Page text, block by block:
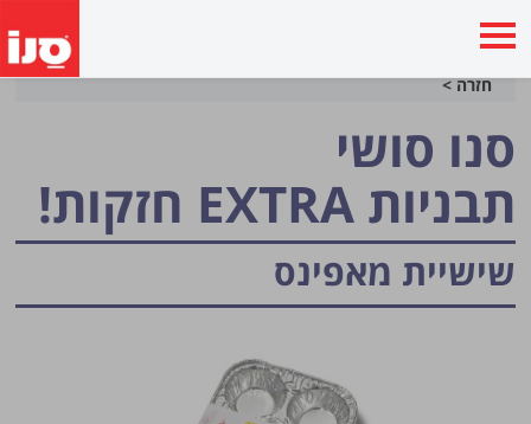
חזרה >
סנו סושי
תבניות EXTRA חזקות!
שישיית מאפינס